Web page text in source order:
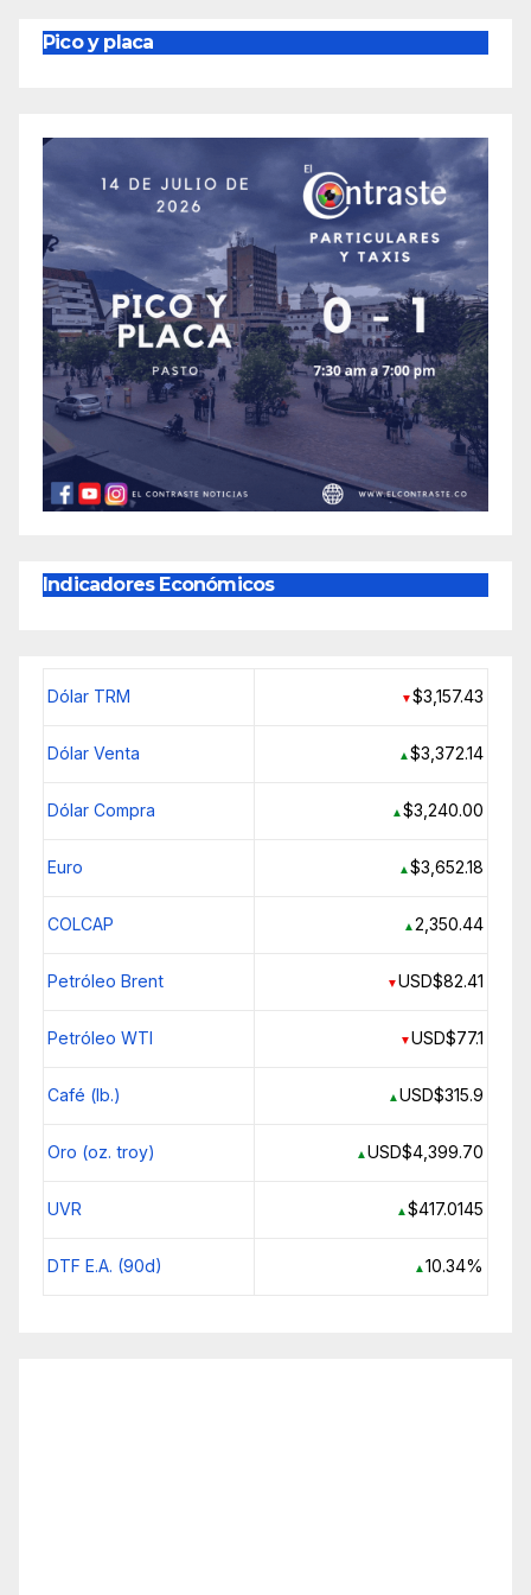
entradas
Pico y placa
Indicadores Económicos
Dólar TRM ▼$3,157.43
Dólar Venta ▲$3,372.14
Dólar Compra ▲$3,240.00
Euro ▲$3,652.18
COLCAP ▲2,350.44
Petróleo Brent ▼USD$82.41
Petróleo WTI ▼USD$77.1
Café (lb.) ▲USD$315.9
Oro (oz. troy) ▲USD$4,399.70
UVR ▲$417.0145
DTF E.A. (90d) ▲10.34%